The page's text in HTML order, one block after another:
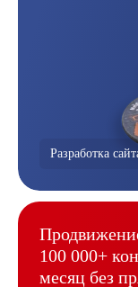
Разработка
100 000+
месяц без